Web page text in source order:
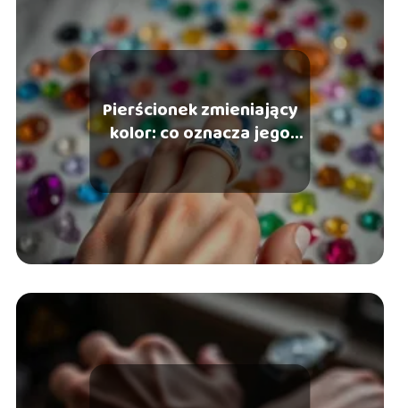
Pierścionek zmieniający
kolor: co oznacza jego
barwa?